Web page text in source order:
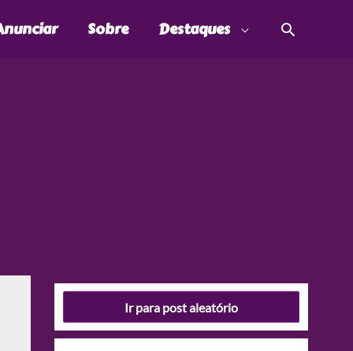
Sobre Destaques
Ir para post aleatório